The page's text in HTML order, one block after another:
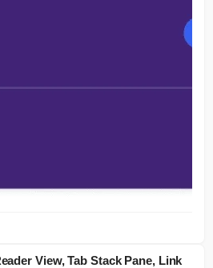
View, Tab Stack Pane, Link